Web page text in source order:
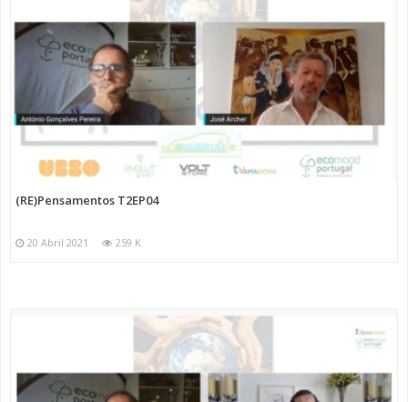
(RE)Pensamentos T2EP04
20 Abril 2021 259 K